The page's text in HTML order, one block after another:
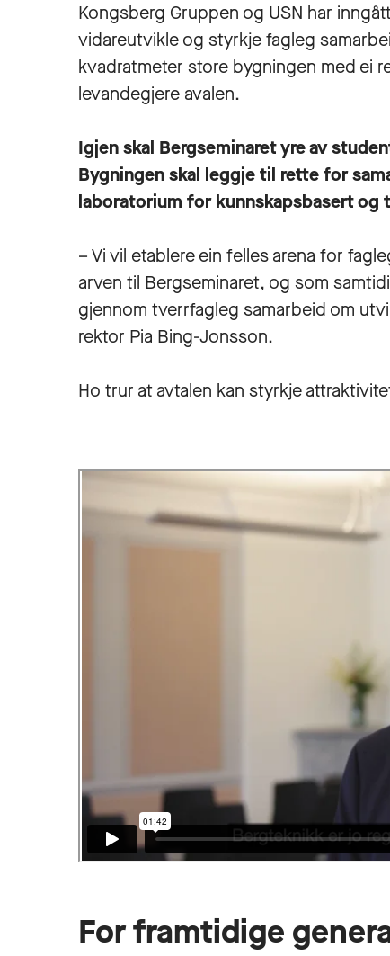
Kongsberg Gruppen og USN har
vidareutvikle og styrkje fagleg
kvadratmeter store bygningen med ei
levandegjere avalen.
Igjen skal Bergseminaret yre av
Bygningen skal leggje til rette for
laboratorium for kunnskapsbasert og
– Vi vil etablere ein felles arena for
arven til Bergseminaret, og som
gjennom tverrfagleg samarbeid om
rektor Pia Bing-Jonsson.
Ho trur at avtalen kan styrkje
For framtidige